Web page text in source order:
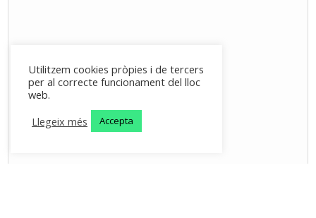
Utilitzem cookies pròpies i de tercers
per al correcte funcionament del lloc
web.
Llegeix més
Accepta